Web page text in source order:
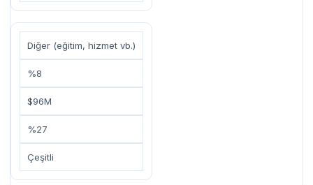
Diğer (eğitim, hizmet vb.)
%8
$96M
%27
Çeşitli